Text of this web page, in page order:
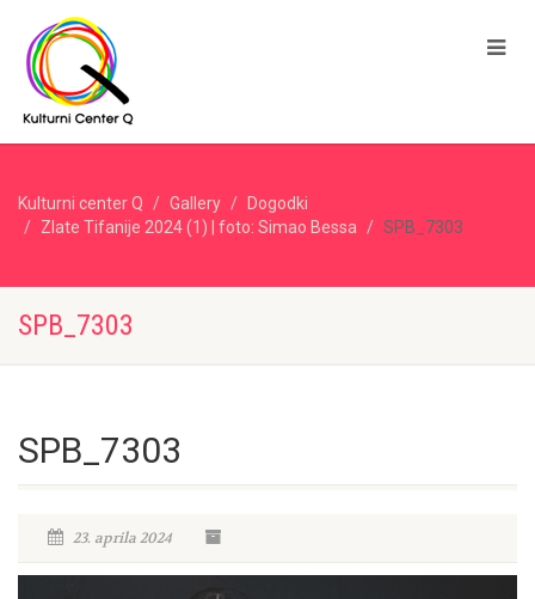
Kulturni center Q Gallery
Dogodki
Zlate Tifanije 2024 (1) | foto: Simao Bessa
SPB_7303
SPB_7303
SPB_7303
23. aprila 2024